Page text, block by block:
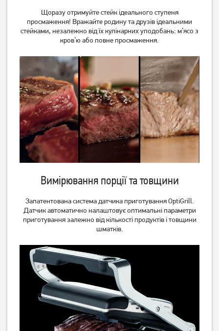
9 199грн
2 489грн
1 989грн
Гриль TEFAL GC205012
грн
Гриль Tefal OptiGrill
6 159 грн
Гриль Tefal OptiGrill Elite
Гриль GoodGrill GR 1650 VN
1 989грн
Щоразу отримуйте стейк ідеального ступеня
просмаження! Вражайте родину та друзів ідеальними
стейками, незалежно від їх кулінарних уподобань: м’ясо з
кров’ю або повне просмаження.
Вимірювання порції та товщини
Запатентована система датчика приготування OptiGrill.
Датчик автоматично налаштовує оптимальні параметри
приготування залежно від кількості продуктів і товщини
шматків.